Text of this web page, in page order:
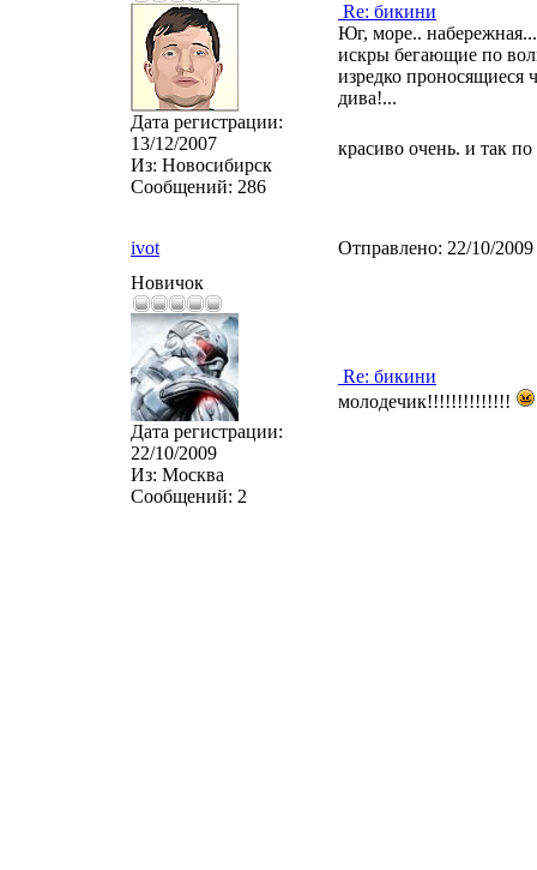
Дата регистрации:
13/12/2007
Из: Новосибирск
Сообщений: 286
Re: бикини
Юг, море..
искры бегающие по
изредко проносящиеся
дива!...
красиво очень. и так
ivot Отправлено: 22/10/
Новичок
Дата регистрации:
22/10/2009
Из: Москва
Сообщений: 2
Re: бикини
молодечик!!!!!!!!!!!!!!